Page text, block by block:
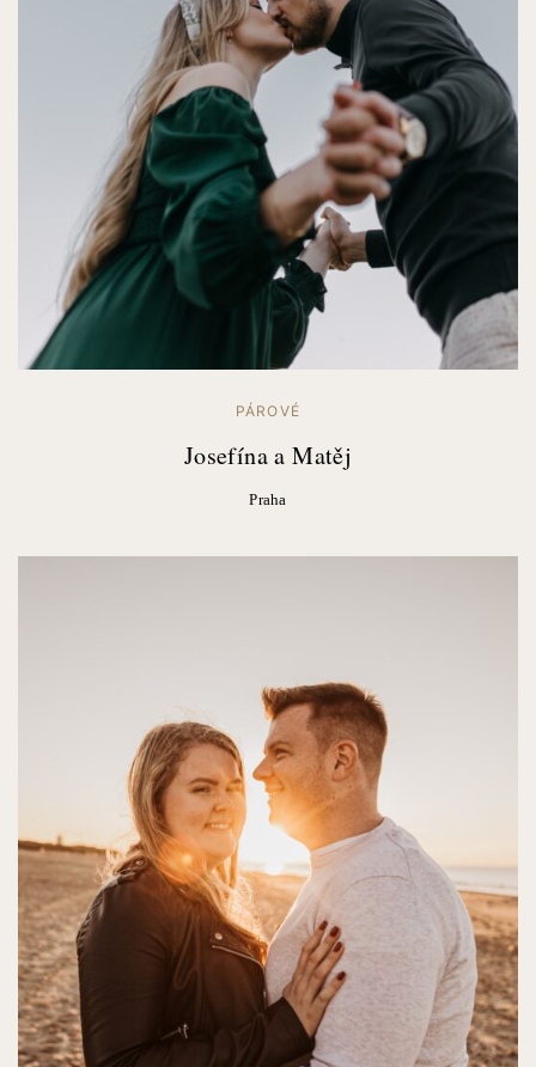
PÁROVÉ
Josefína a Matěj
Praha